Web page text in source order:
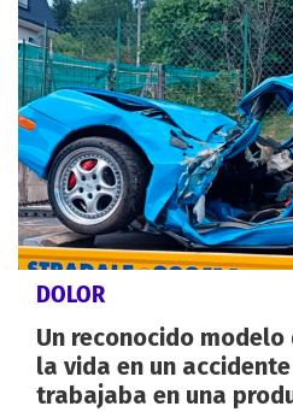
DOLOR
Un reconocido
la vida en un
trabajaba en una